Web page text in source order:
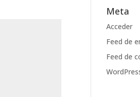
Meta
Acceder
Feed de
Feed de